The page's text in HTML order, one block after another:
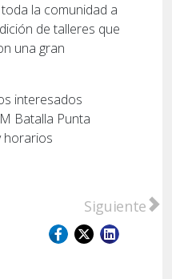
la comunidad a
de talleres que
una gran
interesados
Batalla Punta
horarios
Municipalidad
Artículo
Siguiente